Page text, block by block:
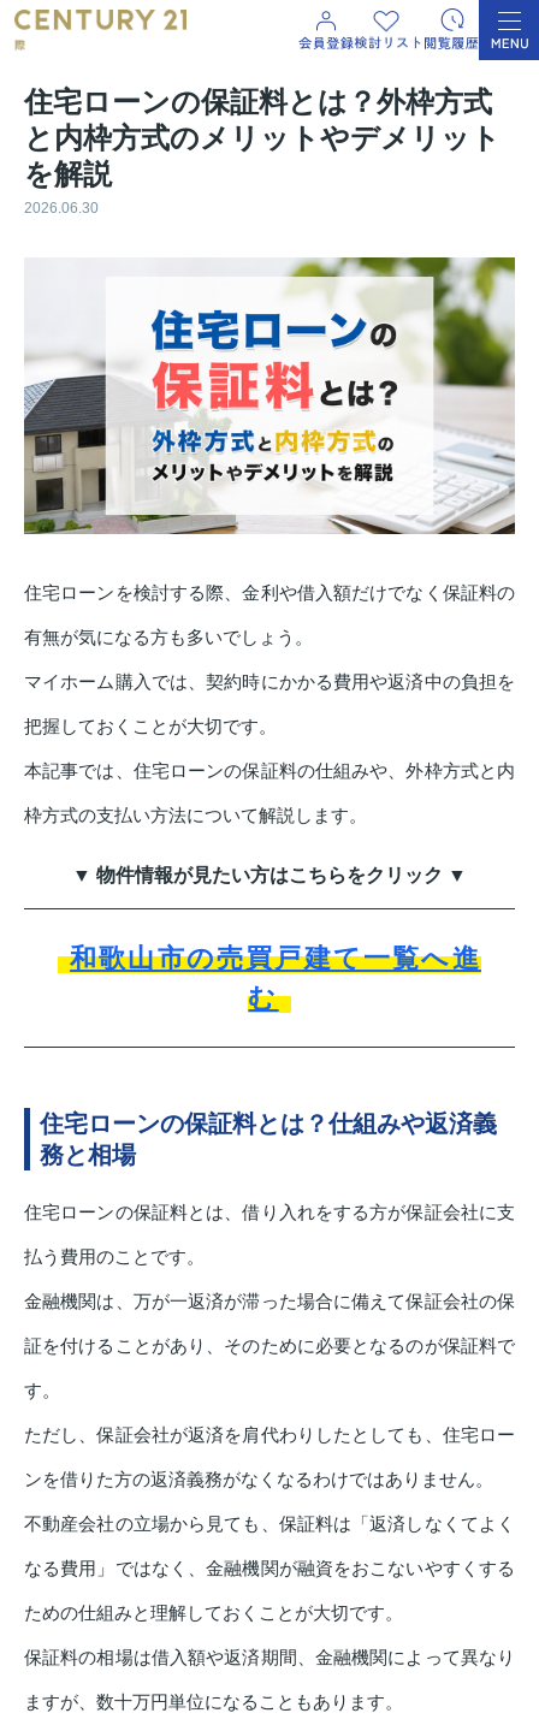
住宅ローンの保証料とは？外枠方式
と内枠方式のメリットやデメリット
を解説
2026.06.30
住宅ローンを検討する際、金利や借入額だけでなく保証料の
有無が気になる方も多いでしょう。
マイホーム購入では、契約時にかかる費用や返済中の負担を
把握しておくことが大切です。
本記事では、住宅ローンの保証料の仕組みや、外枠方式と内
枠方式の支払い方法について解説します。
▼ 物件情報が見たい方はこちらをクリック ▼
和歌山市の売買戸建て一覧へ進
む
住宅ローンの保証料とは？仕組みや返済義
務と相場
住宅ローンの保証料とは、借り入れをする方が保証会社に支
払う費用のことです。
金融機関は、万が一返済が滞った場合に備えて保証会社の保
証を付けることがあり、そのために必要となるのが保証料で
す。
ただし、保証会社が返済を肩代わりしたとしても、住宅ロー
ンを借りた方の返済義務がなくなるわけではありません。
不動産会社の立場から見ても、保証料は「返済しなくてよく
なる費用」ではなく、金融機関が融資をおこないやすくする
ための仕組みと理解しておくことが大切です。
保証料の相場は借入額や返済期間、金融機関によって異なり
ますが、数十万円単位になることもあります。